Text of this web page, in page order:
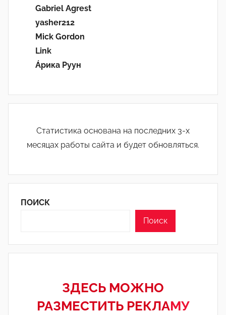
Gabriel Agrest
yasher212
Mick Gordon
Link
Áрика Руун
Статистика основана на последних 3-х
месяцах работы сайта и будет обновляться.
ПОИСК
Поиск
ЗДЕСЬ МОЖНО
РАЗМЕСТИТЬ РЕКЛАМУ